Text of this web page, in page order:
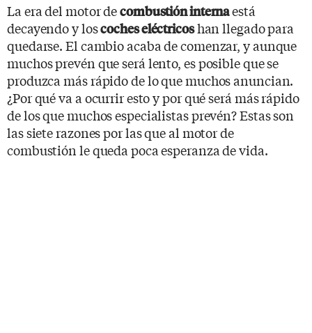
La era del motor decombustión internaestá
decayendo y loscoches eléctricoshan llegado para
quedarse. El cambio acaba de comenzar, y aunque
muchos prevén que será lento, es posible que se
produzca más rápido de lo que muchos anuncian.
¿Por qué va a ocurrir esto y por qué será más rápido
de los que muchos especialistas prevén? Estas son
las siete razones por las que al motor de
combustión le queda poca esperanza de vida.